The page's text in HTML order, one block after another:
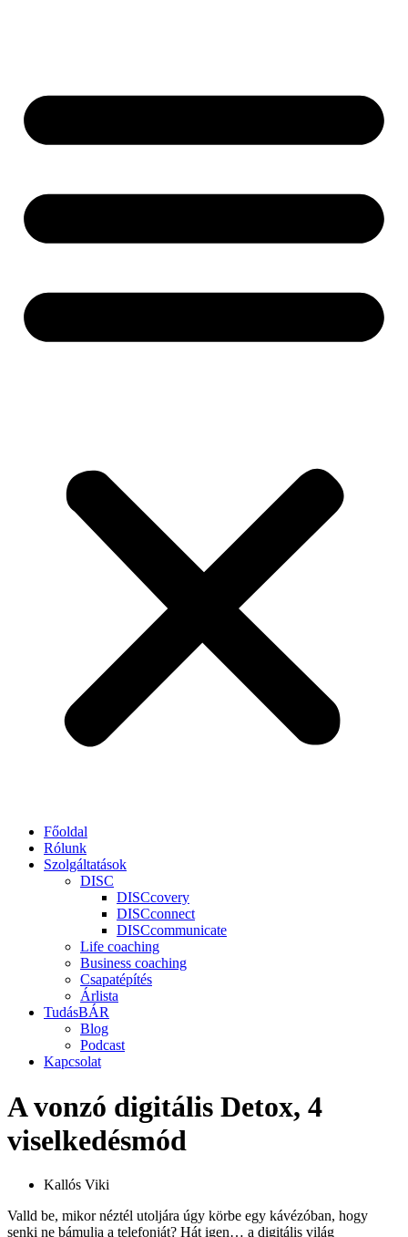
Főoldal
Rólunk
Szolgáltatások
DISC
DISCcovery
DISCconnect
DISCcommunicate
Life coaching
Business coaching
Csapatépítés
Árlista
TudásBÁR
Blog
Podcast
Kapcsolat
A vonzó digitális Detox, 4
viselkedésmód
Kallós Viki
Valld be, mikor néztél utoljára úgy körbe egy kávézóban, hogy
senki ne bámulja a telefonját? Hát igen… a digitális világ